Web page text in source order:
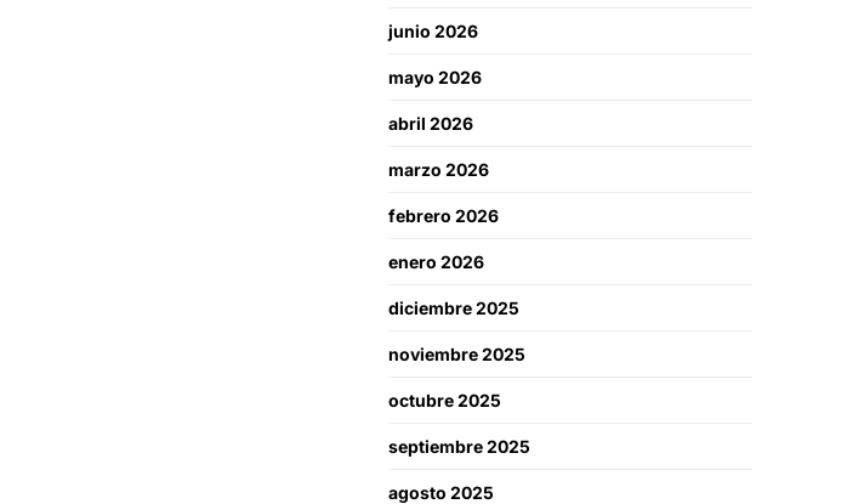
junio 2026
mayo 2026
abril 2026
marzo 2026
febrero 2026
enero 2026
diciembre 2025
noviembre 2025
octubre 2025
septiembre 2025
agosto 2025